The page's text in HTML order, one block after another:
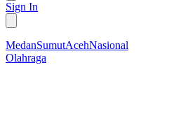
Sign In
MedanSumutAcehNasional
Olahraga